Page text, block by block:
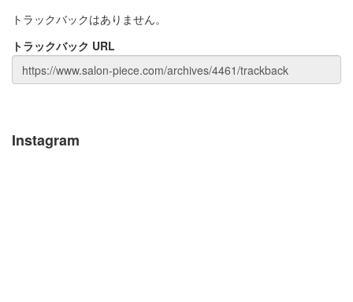
トラックバックはありません。
トラックバック URL
Instagram